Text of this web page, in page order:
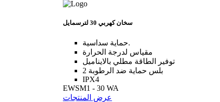
سخان كهربي 30 لترسمايل
حماية سداسية.
مقياس لدرجة الحرارة
توفير الطاقة مطلي بالايناميل
2 بلس حماية ضد الرطوبة
IPX4
EWSM1 - 30 WA
عرض المنتجات